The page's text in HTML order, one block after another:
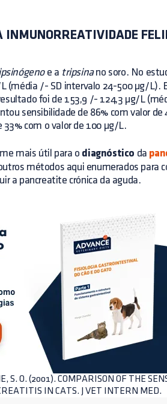
INMUNORREATIVIDADE
e a tripsinano soro. No
(média /- SD intervalo 24-500 µg/L).
foi de 153,9 /- 124,3 µg/L
sensibilidade de 86% com valor de
com o valor de 100 µg/L.
mais útil para o diagnóstico da
métodos aqui enumerados para
a pancreatite crónica da aguda.
O. (2001). COMPARISON OF THE
IN CATS. J VET INTERN MED.